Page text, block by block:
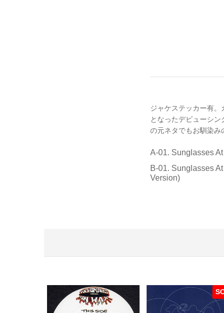
ジャケステッカー有。
となったデビューシ
の元ネタでもお馴染み
A-01. Sunglasses
B-01. Sunglasses
Version)